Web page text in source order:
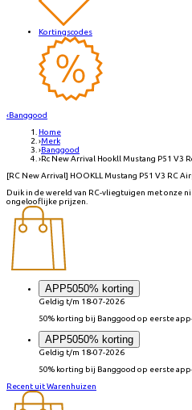
Kortingscodes
‹Banggood
Home
›Merk
›Banggood
›Rc New Arrival Hookll Mustang P51 V3
[RC New Arrival] HOOKLL Mustang P51 V3 RC
Duik in de wereld van RC-vliegtuigen met onze
ongelooflijke prijzen.
APP5050% korting
Geldig t/m 18-07-2026
50% korting bij Banggood op eerste
APP5050% korting
Geldig t/m 18-07-2026
50% korting bij Banggood op eerste
Recent uit Warenhuizen